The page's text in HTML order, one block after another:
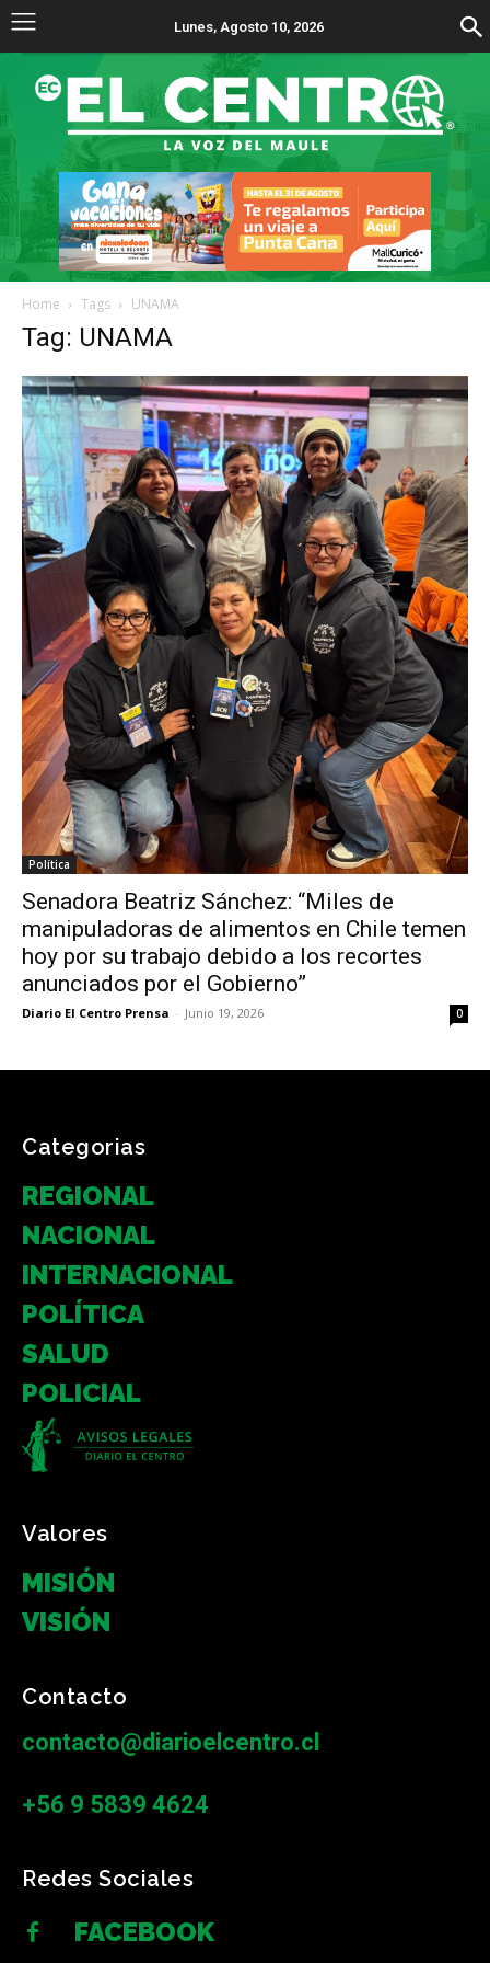
Lunes, Agosto 10, 2026
Home Tags UNAMA
Tag: UNAMA
Política
Senadora Beatriz Sánchez: “Miles de
manipuladoras de alimentos en Chile temen
hoy por su trabajo debido a los recortes
anunciados por el Gobierno”
Diario El Centro Prensa - Junio 19, 2026 0
Categorias
REGIONAL
NACIONAL
INTERNACIONAL
POLÍTICA
SALUD
POLICIAL
Valores
MISIÓN
VISIÓN
Contacto
contacto@diarioelcentro.cl
+56 9 5839 4624
Redes Sociales
FACEBOOK